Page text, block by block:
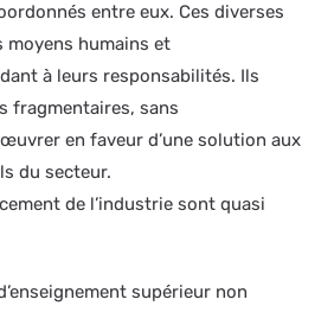
entre eux. Ces diverses
humains et
à leurs responsabilités. Ils
fragmentaires, sans
en faveur d’une solution aux
du secteur.
de l’industrie sont quasi
supérieur non